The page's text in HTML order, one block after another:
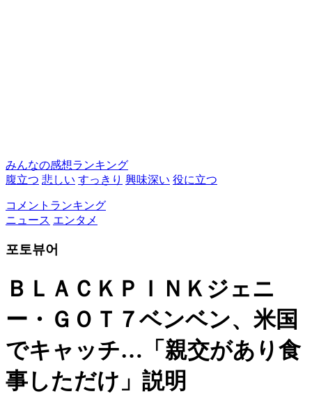
みんなの感想ランキング
腹立つ 悲しい すっきり 興味深い 役に立つ
コメントランキング
ニュース エンタメ
포토뷰어
ＢＬＡＣＫＰＩＮＫジェニ
ー・ＧＯＴ７ベンベン、米国
でキャッチ…「親交があり食
事しただけ」説明